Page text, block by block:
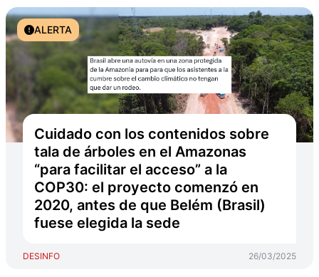
ALERTA
Cuidado con los contenidos sobre
tala de árboles en el Amazonas
“para facilitar el acceso” a la
COP30: el proyecto comenzó en
2020, antes de que Belém (Brasil)
fuese elegida la sede
DESINFO 26/03/2025